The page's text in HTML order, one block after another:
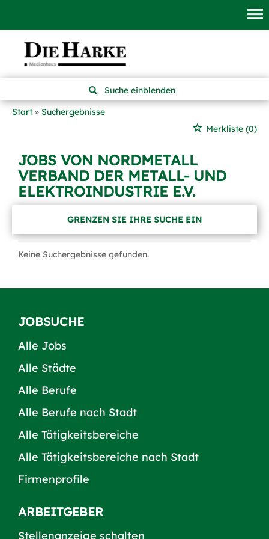
Suche einblenden
Start
Suchergebnisse
Merkliste (0)
JOBS VON NORDMETALL
VERBAND DER METALL- UND
ELEKTROINDUSTRIE E.V.
GRENZEN SIE IHRE SUCHE EIN
Keine Suchergebnisse gefunden.
JOBSUCHE
Alle Jobs
Alle Städte
Alle Berufe
Alle Berufe nach Stadt
Alle Tätigkeitsbereiche
Alle Tätigkeitsbereiche nach Stadt
Firmenprofile
ARBEITGEBER
Stellenanzeige schalten